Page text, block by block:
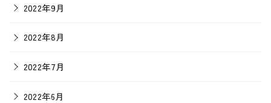
2022年9月
2022年8月
2022年7月
2022年6月